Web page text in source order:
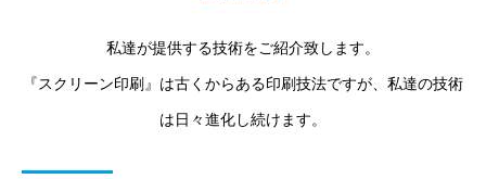
私達が提供する技術をご紹介致します。
『スクリーン印刷』は古くからある印刷技法ですが、私達の技術
は日々進化し続けます。